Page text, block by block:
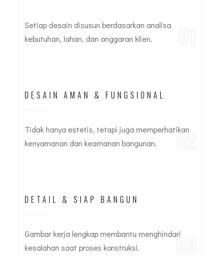
Setiap desain disusun berdasarkan analisa
kebutuhan, lahan, dan anggaran klien.
01
DESAIN AMAN & FUNGSIONAL
Tidak hanya estetis, tetapi juga memperhatikan
kenyamanan dan keamanan bangunan.
02
DETAIL & SIAP BANGUN
Gambar kerja lengkap membantu menghindari
kesalahan saat proses konstruksi.
03